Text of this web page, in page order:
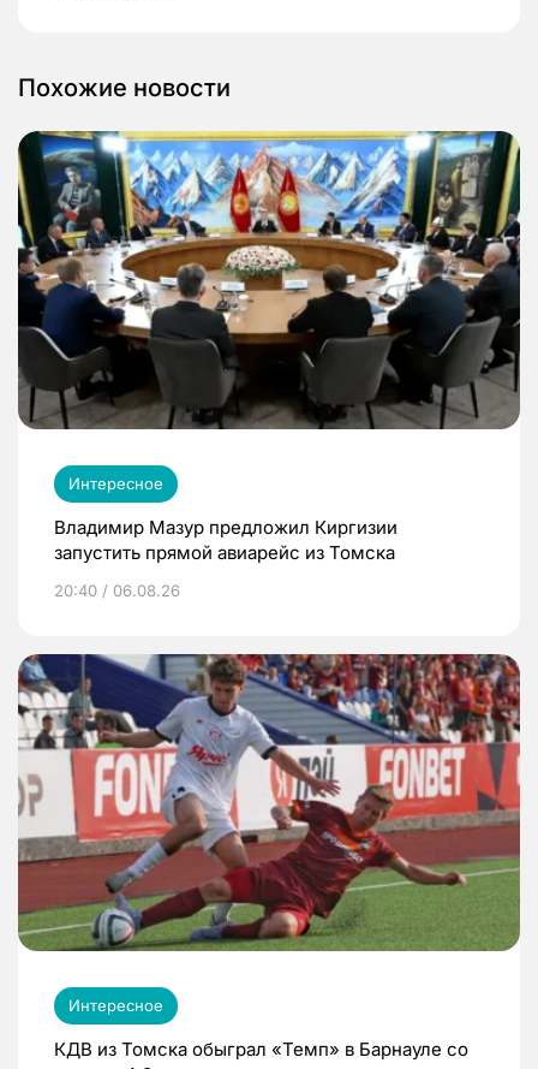
Похожие новости
Интересное
Владимир Мазур предложил Киргизии
запустить прямой авиарейс из Томска
20:40 / 06.08.26
Интересное
КДВ из Томска обыграл «Темп» в Барнауле со